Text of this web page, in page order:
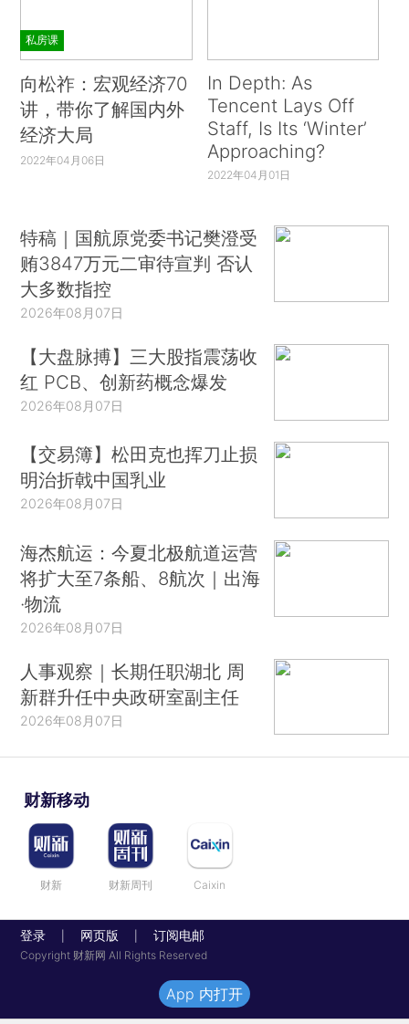
私房课
向松祚：宏观经济70
讲，带你了解国内外
经济大局
2022年04月06日
In Depth: As
Tencent Lays Off
Staff, Is Its ‘Winter’
Approaching?
2022年04月01日
特稿｜国航原党委书记樊澄受
贿3847万元二审待宣判 否认
大多数指控
2026年08月07日
【大盘脉搏】三大股指震荡收
红 PCB、创新药概念爆发
2026年08月07日
【交易簿】松田克也挥刀止损
明治折戟中国乳业
2026年08月07日
海杰航运：今夏北极航道运营
将扩大至7条船、8航次｜出海
·物流
2026年08月07日
人事观察｜长期任职湖北 周
新群升任中央政研室副主任
2026年08月07日
财新移动
财新 财新周刊 Caixin
登录 网页版 订阅电邮
Copyright 财新网 All Rights Reserved
App 内打开